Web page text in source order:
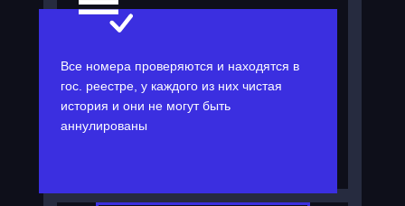
Все номера проверяются и находятся в
гос. реестре, у каждого из них чистая
история и они не могут быть
аннулированы